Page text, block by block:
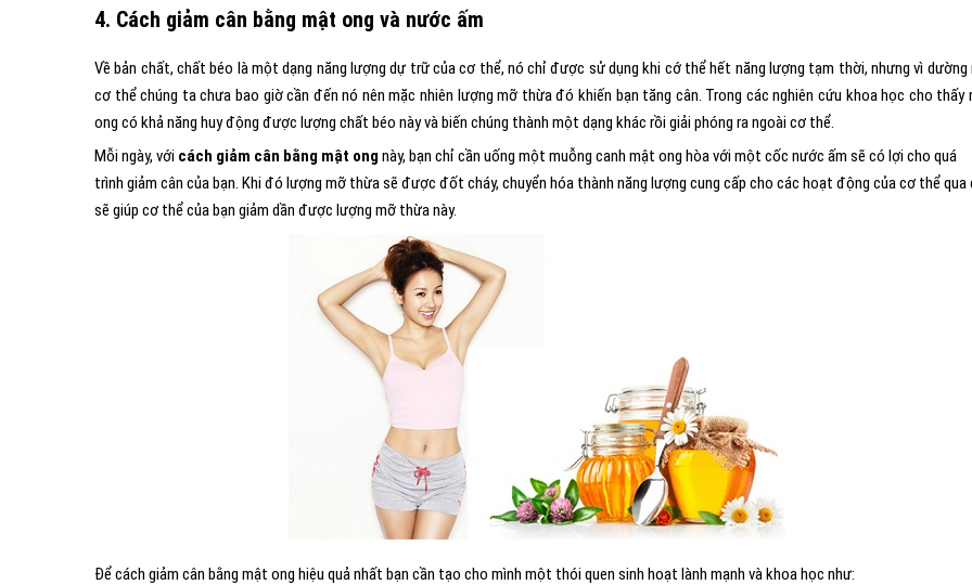
4. Cách giảm cân bằng mật ong và nước ấm
Về bản chất, chất béo là một dạng năng lượng dự trữ của cơ thể, nó chỉ được sử dụng khi cớ thể hết năng lượng tạm thời, nhưng vì dường
cơ thể chúng ta chưa bao giờ cần đến nó nên mặc nhiên lượng mỡ thừa đó khiến bạn tăng cân. Trong các nghiên cứu khoa học cho thấy
ong có khả năng huy động được lượng chất béo này và biến chúng thành một dạng khác rồi giải phóng ra ngoài cơ thể.
Mỗi ngày, với cách giảm cân bằng mật ongnày, bạn chỉ cần uống một muỗng canh mật ong hòa với một cốc nước ấm sẽ có lợi cho quá
trình giảm cân của bạn. Khi đó lượng mỡ thừa sẽ được đốt cháy, chuyển hóa thành năng lượng cung cấp cho các hoạt động của cơ thể qua
sẽ giúp cơ thể của bạn giảm dần được lượng mỡ thừa này.
Để cách giảm cân bằng mật ong hiệu quả nhất bạn cần tạo cho mình một thói quen sinh hoạt lành mạnh và khoa học như: